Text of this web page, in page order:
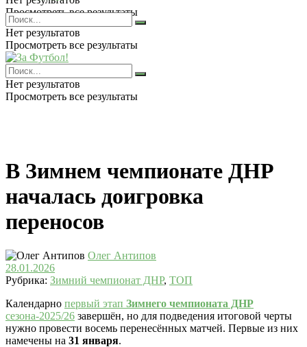
Просмотреть все результаты
Нет результатов
Просмотреть все результаты
Нет результатов
Просмотреть все результаты
В Зимнем чемпионате ДНР
началась доигровка
переносов
Олег Антипов
28.01.2026
Рубрика: Зимний чемпионат ДНР, ТОП
Календарно первый этап Зимнего чемпионата ДНР
сезона-2025/26 завершён, но для подведения итоговой черты
нужно провести восемь перенесённых матчей. Первые из них
намечены на 31 января.